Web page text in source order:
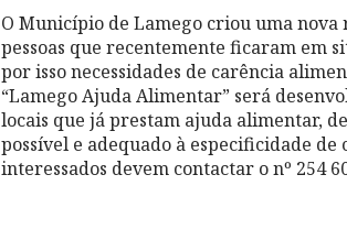
O Município de Lamego criou uma
pessoas que recentemente ficaram em
por isso necessidades de carência
“Lamego Ajuda Alimentar” será
locais que já prestam ajuda alimentar,
possível e adequado à especificidade
interessados devem contactar o nº 254